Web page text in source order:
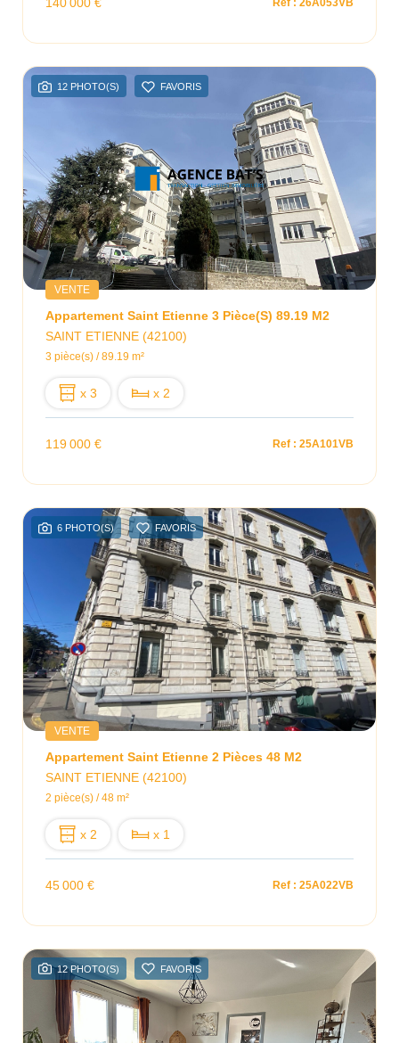
140 000 € Ref : 26A053VB
12 PHOTO(S) FAVORIS
VENTE
Appartement Saint Etienne 3 Pièce(s) 89.19 M2
SAINT ETIENNE (42100)
3 pièce(s) / 89.19 m²
x 3 x 2
119 000 € Ref : 25A101VB
6 PHOTO(S) FAVORIS
VENTE
Appartement Saint Etienne 2 Pièces 48 M2
SAINT ETIENNE (42100)
2 pièce(s) / 48 m²
x 2 x 1
45 000 € Ref : 25A022VB
12 PHOTO(S) FAVORIS